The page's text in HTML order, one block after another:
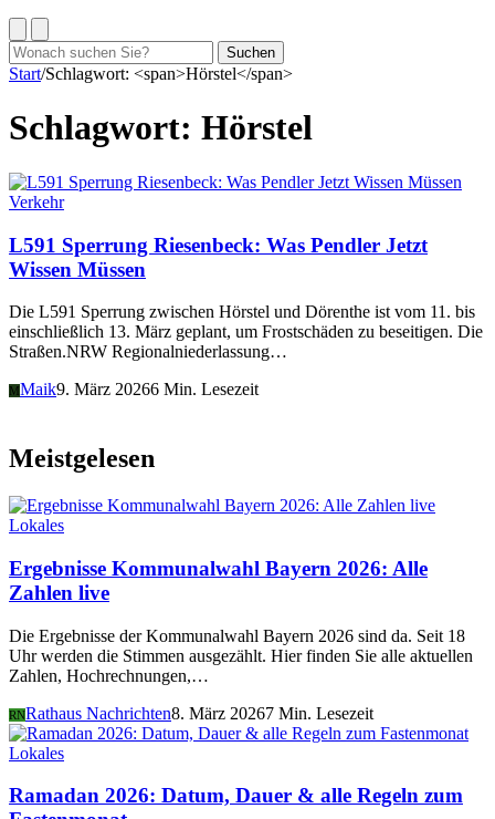
Suchen
nach:
Suchen
Start/Schlagwort: <span>Hörstel</span>
Schlagwort: Hörstel
Verkehr
L591 Sperrung Riesenbeck: Was Pendler Jetzt
Wissen Müssen
Die L591 Sperrung zwischen Hörstel und Dörenthe ist vom 11. bis
einschließlich 13. März geplant, um Frostschäden zu beseitigen. Die
Straßen.NRW Regionalniederlassung…
M Maik9. März 20266 Min. Lesezeit
Meistgelesen
Lokales
Ergebnisse Kommunalwahl Bayern 2026: Alle
Zahlen live
Die Ergebnisse der Kommunalwahl Bayern 2026 sind da. Seit 18
Uhr werden die Stimmen ausgezählt. Hier finden Sie alle aktuellen
Zahlen, Hochrechnungen,…
RNRathaus Nachrichten8. März 20267 Min. Lesezeit
Lokales
Ramadan 2026: Datum, Dauer & alle Regeln zum